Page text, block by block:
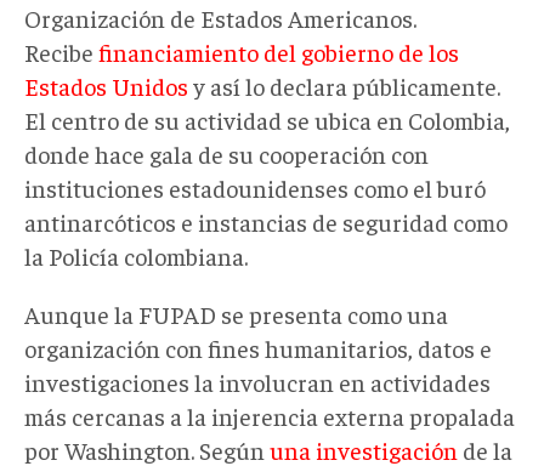
Organización de Estados Americanos.
Recibe financiamiento del gobierno de los
Estados Unidos y así lo declara públicamente.
El centro de su actividad se ubica en Colombia,
donde hace gala de su cooperación con
instituciones estadounidenses como el buró
antinarcóticos e instancias de seguridad como
la Policía colombiana.
Aunque la FUPAD se presenta como una
organización con fines humanitarios, datos e
investigaciones la involucran en actividades
más cercanas a la injerencia externa propalada
por Washington. Según una investigación de la